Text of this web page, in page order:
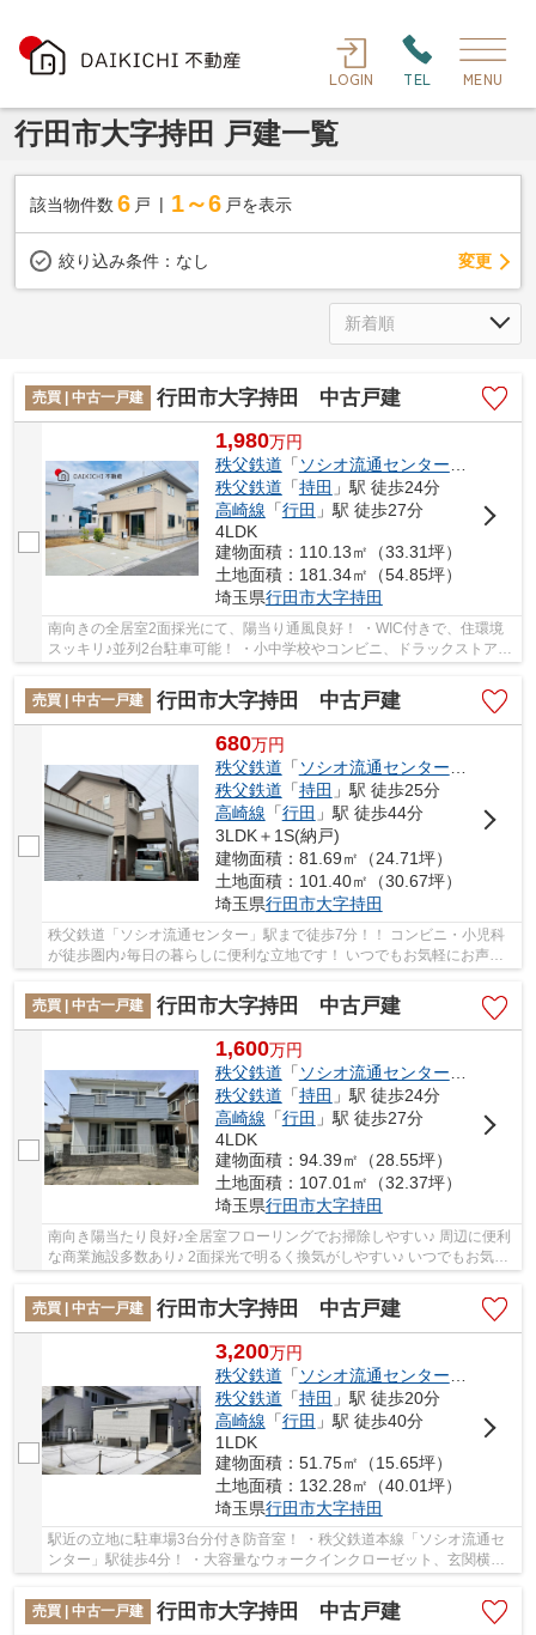
LOGIN TEL MENU
行田市大字持田 戸建一覧
該当物件数 6 戸 1～6 戸を表示
絞り込み条件： なし 変更
売買 | 中古一戸建 行田市大字持田 中古戸建
1,980万円
秩父鉄道 「 ソシオ流通センター
秩父鉄道 「持田 」駅 徒歩24分
高崎線 「行田 」駅 徒歩27分
4LDK
建物面積：110.13㎡（33.31坪）
土地面積：181.34㎡（54.85坪）
埼玉県行田市大字持田
南向きの全居室2面採光にて、陽当り通風良好！ ・WIC付きで、住環境
スッキリ♪並列2台駐車可能！ ・小中学校やコンビニ、ドラックストアが
徒歩圏内で生活便利♪ いつでもお気軽にお声...
売買 | 中古一戸建
行田市大字持田 中古戸建
680万円
秩父鉄道 「ソシオ流通センター
秩父鉄道 「持田 」駅 徒歩25分
高崎線 「行田 」駅 徒歩44分
3LDK＋1S(納戸)
建物面積：81.69㎡（24.71坪）
土地面積：101.40㎡（30.67坪）
埼玉県行田市大字持田
秩父鉄道「ソシオ流通センター」駅まで徒歩7分！！ コンビニ・小児科
が徒歩圏内♪毎日の暮らしに便利な立地です！ いつでもお気軽にお声が
けください♪ 駅からの送迎が必要なお客様は駅...
売買 | 中古一戸建
行田市大字持田 中古戸建
1,600万円
秩父鉄道 「 ソシオ流通センター」駅 徒歩
秩父鉄道 「持田 」駅 徒歩24分
高崎線 「行田 」駅 徒歩27分
4LDK
建物面積：94.39㎡（28.55坪）
土地面積：107.01㎡（32.37坪）
埼玉県行田市大字持田
南向き陽当たり良好♪全居室フローリングでお掃除しやすい♪ 周辺に便利
な商業施設多数あり♪ 2面採光で明るく換気がしやすい♪ いつでもお気軽
売買 | 中古一戸建
行田市大字持田 中古戸建
3,200万円
秩父鉄道 「 ソシオ流通センター
秩父鉄道 「持田 」駅 徒歩20分
高崎線 「行田 」駅 徒歩40分
1LDK
建物面積：51.75㎡（15.65坪）
土地面積：132.28㎡（40.01坪）
埼玉県行田市大字持田
駅近の立地に駐車場3台分付き防音室！ ・秩父鉄道本線「ソシオ流通セ
ンター」駅徒歩4分！ ・大容量なウォークインクローゼット、玄関横に
売買 | 中古一戸建
行田市大字持田 中古戸建